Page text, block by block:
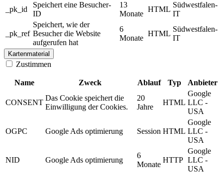
_pk_id
Speichert eine Besucher-
ID
13
Monate
HTML
Südwestfalen-
IT
_pk_ref
Speichert, wie der
Besucher die Website
aufgerufen hat
6
Monate
HTML
Südwestfalen-
IT
Kartenmaterial
Zustimmen
Name Zweck Ablauf Typ Anbieter
CONSENT
Das Cookie speichert die
Einwilligung der Cookies.
20
Jahre
HTML
Google
LLC -
USA
OGPC Google Ads optimierung Session HTML
Google
LLC -
USA
NID Google Ads optimierung
6
Monate
HTTP
Google
LLC -
USA